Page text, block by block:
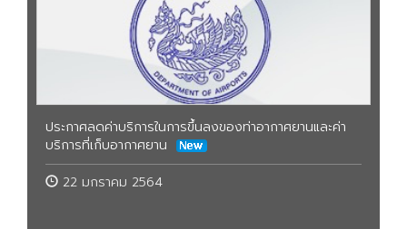
ประกาศลดค่าบริการในการขึ้นลงของท่าอากาศยานและค่า
บริการที่เก็บอากาศยาน
22 มกราคม 2564